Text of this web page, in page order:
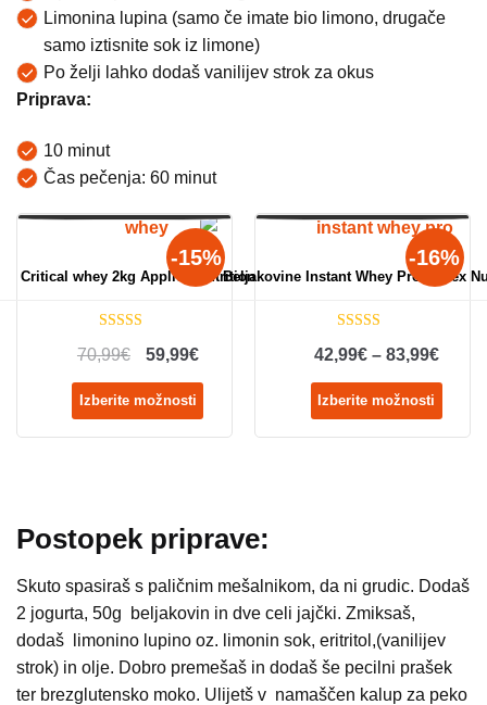
Limonina lupina (samo če imate bio limono, drugače
samo iztisnite sok iz limone)
Po želji lahko dodaš vanilijev strok za okus
Priprava:
10 minut
Čas pečenja: 60 minut
-15%
Critical whey 2kg Applied Nutrition
70,99€ 59,99€
Izberite možnosti
-16%
Beljakovine Instant Whey Pro Reflex
42,99€ – 83,99€
Izberite možnosti
Postopek priprave:
Skuto spasiraš s paličnim mešalnikom, da ni grudic. Dodaš
2 jogurta, 50g beljakovin in dve celi jajčki. Zmiksaš,
dodaš limonino lupino oz. limonin sok, eritritol,(vanilijev
strok) in olje. Dobro premešaš in dodaš še pecilni prašek
ter brezglutensko moko. Ulijetš v namaščen kalup za peko